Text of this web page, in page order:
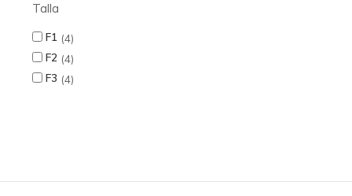
Talla
F1 4
F2 4
F3 4